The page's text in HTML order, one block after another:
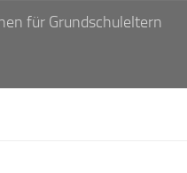
für Grundschuleltern